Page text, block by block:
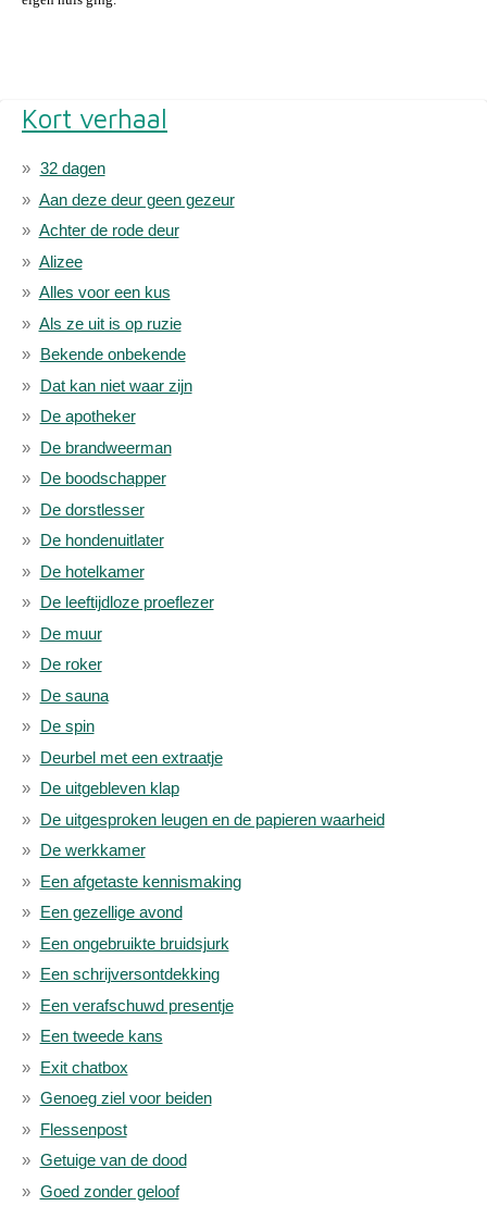
Kort verhaal
32 dagen
Aan deze deur geen gezeur
Achter de rode deur
Alizee
Alles voor een kus
Als ze uit is op ruzie
Bekende onbekende
Dat kan niet waar zijn
De apotheker
De brandweerman
De boodschapper
De dorstlesser
De hondenuitlater
De hotelkamer
De leeftijdloze proeflezer
De muur
De roker
De sauna
De spin
Deurbel met een extraatje
De uitgebleven klap
De uitgesproken leugen en de papieren waarheid
De werkkamer
Een afgetaste kennismaking
Een gezellige avond
Een ongebruikte bruidsjurk
Een schrijversontdekking
Een verafschuwd presentje
Een tweede kans
Exit chatbox
Genoeg ziel voor beiden
Flessenpost
Getuige van de dood
Goed zonder geloof